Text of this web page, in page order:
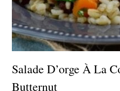
Salade D’orge À La
Butternut